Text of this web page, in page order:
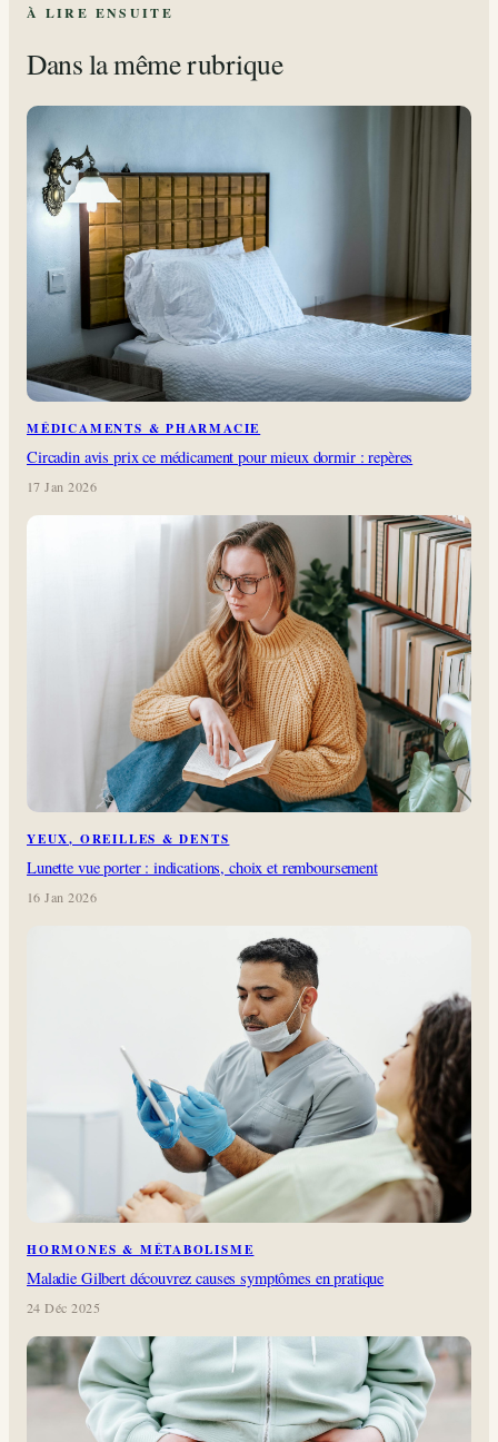
À LIRE ENSUITE
Dans la même rubrique
MÉDICAMENTS & PHARMACIE
Circadin avis prix ce médicament pour mieux dormir : repères
17 Jan 2026
YEUX, OREILLES & DENTS
Lunette vue porter : indications, choix et remboursement
16 Jan 2026
HORMONES & MÉTABOLISME
Maladie Gilbert découvrez causes symptômes en pratique
24 Déc 2025